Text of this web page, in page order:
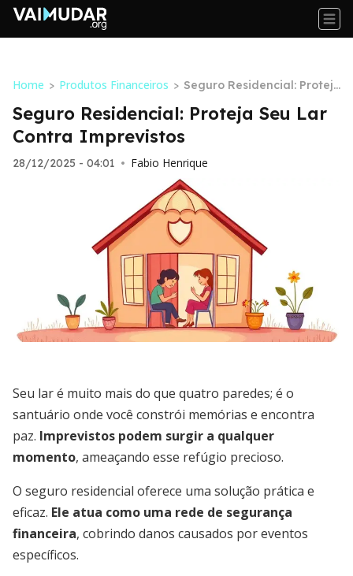
Home > Produtos Financeiros > Seguro Residencial: Protej
a Seu Lar Contra Imprevist
os
Seguro Residencial: Proteja Seu Lar
Contra Imprevistos
28/12/2025 - 04:01 • Fabio Henrique
Seu lar é muito mais do que quatro paredes; é o
santuário onde você constrói memórias e encontra
paz. Imprevistos podem surgir a qualquer
momento, ameaçando esse refúgio precioso.
O seguro residencial oferece uma solução prática e
eficaz. Ele atua como uma rede de segurança
financeira, cobrindo danos causados por eventos
específicos.